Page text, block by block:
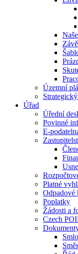
Územní
Úřad
Úřední
Povinné
E-
Platné
Odpadové
Poplatky
Žádosti a
Czech